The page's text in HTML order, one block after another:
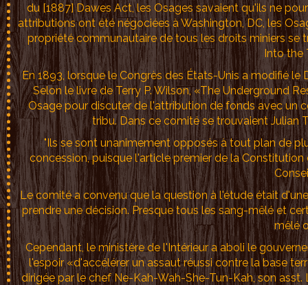
du [1887] Dawes Act, les Osages savaient qu'ils ne
attributions ont été négociées à Washington, DC, les
propriété communautaire de tous les droits miniers se
Into the
En 1893, lorsque le Congrès des États-Unis a modifié
Selon le livre de Terry P. Wilson, «The Underground
Osage pour discuter de l'attribution de fonds avec un
tribu. Dans ce comité se trouvaient Julian
"Ils se sont unanimement opposés à tout plan de
concession, puisque l'article premier de la
Le comité a convenu que la question à l'étude était
prendre une décision. Presque tous les sang-mêlé et
mêlé
Cependant, le ministère de l'Intérieur a aboli le
l'espoir «d'accélérer un assaut réussi contre la base
dirigée par le chef Ne-Kah-Wah-She-Tun-Kah, son